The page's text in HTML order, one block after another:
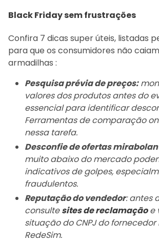
Black Friday sem frustrações
Confira 7 dicas super úteis, listadas
para que os consumidores não
armadilhas :
Pesquisa prévia de preços:
valores dos produtos antes do
essencial para identificar
Ferramentas de comparação
nessa tarefa.
Desconfie de ofertas
muito abaixo do mercado
indicativos de golpes,
fraudulentos.
Reputação do vendedor: antes
consultesites de reclamaçãoe
situação do CNPJ do
RedeSim.